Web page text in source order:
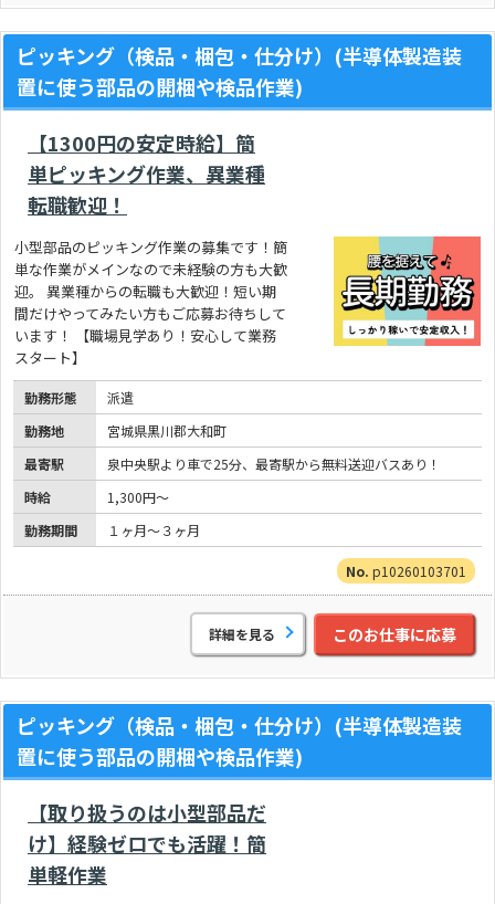
ピッキング（検品・梱包・仕分け）(半導体製造装
置に使う部品の開梱や検品作業)
【1300円の安定時給】簡
単ピッキング作業、異業種
転職歓迎！
小型部品のピッキング作業の募集です！簡
単な作業がメインなので未経験の方も大歓
迎。 異業種からの転職も大歓迎！短い期
間だけやってみたい方もご応募お待ちして
います！ 【職場見学あり！安心して業務
スタート】
勤務形態
派遣
勤務地
宮城県黒川郡大和町
最寄駅
泉中央駅より車で25分、最寄駅から無料送迎バスあり！
時給
1,300円～
勤務期間
１ヶ月～３ヶ月
p10260103701
詳細を見る このお仕事に応募
ピッキング（検品・梱包・仕分け）(半導体製造装
置に使う部品の開梱や検品作業)
【取り扱うのは小型部品だ
け】経験ゼロでも活躍！簡
単軽作業